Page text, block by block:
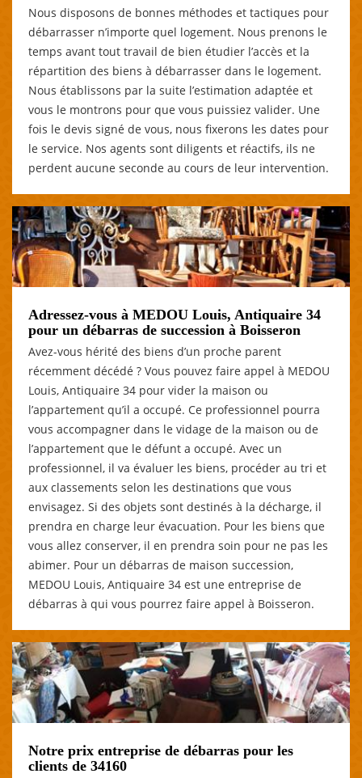
Nous disposons de bonnes méthodes et tactiques pour
débarrasser n’importe quel logement. Nous prenons le
temps avant tout travail de bien étudier l’accès et la
répartition des biens à débarrasser dans le logement.
Nous établissons par la suite l’estimation adaptée et
vous le montrons pour que vous puissiez valider. Une
fois le devis signé de vous, nous fixerons les dates pour
le service. Nos agents sont diligents et réactifs, ils ne
perdent aucune seconde au cours de leur intervention.
Adressez-vous à MEDOU Louis, Antiquaire 34
pour un débarras de succession à Boisseron
Avez-vous hérité des biens d’un proche parent
récemment décédé ? Vous pouvez faire appel à MEDOU
Louis, Antiquaire 34 pour vider la maison ou
l’appartement qu’il a occupé. Ce professionnel pourra
vous accompagner dans le vidage de la maison ou de
l’appartement que le défunt a occupé. Avec un
professionnel, il va évaluer les biens, procéder au tri et
aux classements selon les destinations que vous
envisagez. Si des objets sont destinés à la décharge, il
prendra en charge leur évacuation. Pour les biens que
vous allez conserver, il en prendra soin pour ne pas les
abimer. Pour un débarras de maison succession,
MEDOU Louis, Antiquaire 34 est une entreprise de
débarras à qui vous pourrez faire appel à Boisseron.
Notre prix entreprise de débarras pour les
clients de 34160